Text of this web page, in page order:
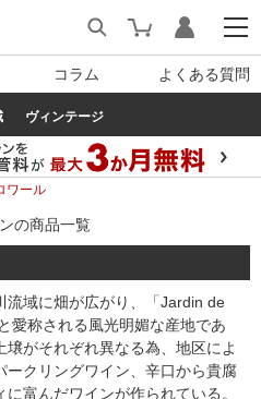
コラム よくある質問
ヴィンテージ
ワール
の商品一覧
流域に畑が広がり、「Jardin de
愛称される風光明媚な産地であ
がそれぞれ異なる為、地区によ
ークリングワイン、辛口から貴腐
富んだワインが作られている。